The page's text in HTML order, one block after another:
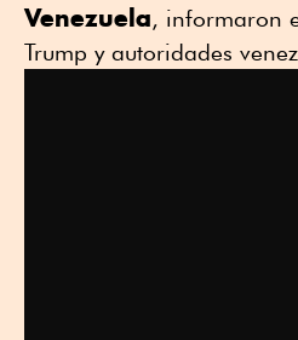
Venezuela, informaron
Trump y autoridades